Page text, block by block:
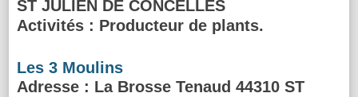
ST JULIEN DE CONCELLES
Activités : Producteur de plants.
Les 3 Moulins
Adresse : La Brosse Tenaud 44310 ST